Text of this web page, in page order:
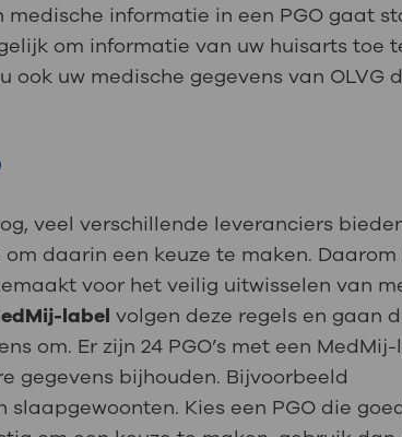
informatie in een PGO gaat
om informatie van uw huisarts toe
ook uw medische gegevens van OLVG
veel verschillende leveranciers
daarin een keuze te maken.
voor het veilig uitwisselen van
label volgen deze regels en gaan
om. Er zijn 24 PGO’s met een
gegevens bijhouden. Bijvoorbeeld
Kies een PGO die